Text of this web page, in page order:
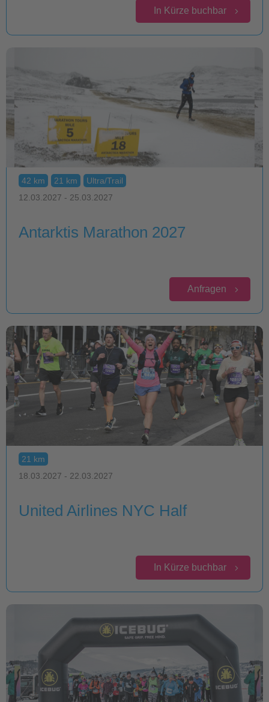
In Kürze buchbar
42 km 21 km
Ultra/Trail
12.03.2027 - 25.03.2027
Antarktis Marathon 2027
Anfragen
21 km
18.03.2027 - 22.03.2027
United Airlines NYC Half
In Kürze buchbar